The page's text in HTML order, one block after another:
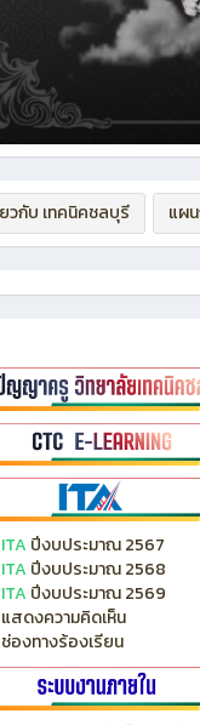
ITAปีงบประมาณ 2567
ITAปีงบประมาณ 2568
ปีงบประมาณ 2569
แสดงความคิดเห็น